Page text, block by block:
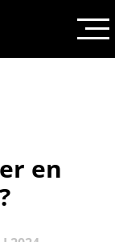
en